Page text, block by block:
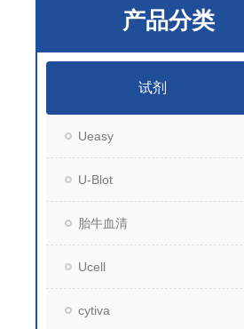
产品分类
试剂
Ueasy
U-Blot
胎牛血清
Ucell
cytiva